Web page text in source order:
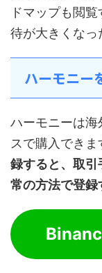
ドマップも閲
待が大きくなっ
ハーモニー
ハーモニーは
スで購入できま
録すると、取
常の方法で登録